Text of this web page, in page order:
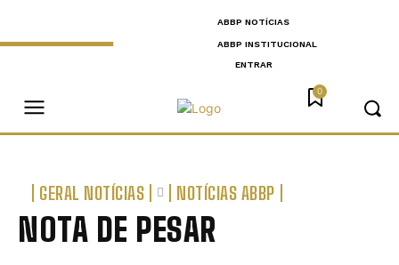
ABBP NOTÍCIAS
ABBP INSTITUCIONAL
ENTRAR
0
GERAL NOTÍCIAS NOTÍCIAS ABBP
NOTA DE PESAR